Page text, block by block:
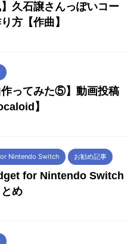
】久石譲さんっぽいコー
方【作曲】
作ってみた⑤】動画投稿
】
Nintendo Switch お勧め記事
for Nintendo Switch
め